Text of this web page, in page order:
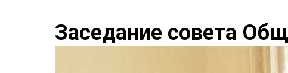
Заседание совета